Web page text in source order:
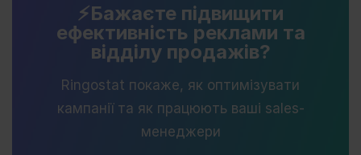
⚡️Бажаєте підвищити
ефективність реклами та
відділу продажів?
Ringostat покаже, як оптимізувати
кампанії та як працюють ваші sales-
менеджери